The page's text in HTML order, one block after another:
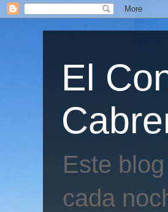
El
Este
cada